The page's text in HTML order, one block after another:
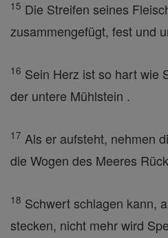
15 Die Streifen seines
zusammengefügt, fest und
16 Sein Herz ist so hart wie
der untere Mühlstein .
17 Als er aufsteht, nehmen
die Wogen des Meeres
18 Schwert schlagen kann,
stecken, nicht mehr wird